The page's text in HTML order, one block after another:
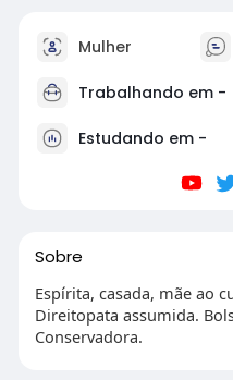
Mulher
Trabalhando em -
Estudando em -
Sobre
Espírita, casada, mãe ao
Direitopata assumida.
Conservadora.